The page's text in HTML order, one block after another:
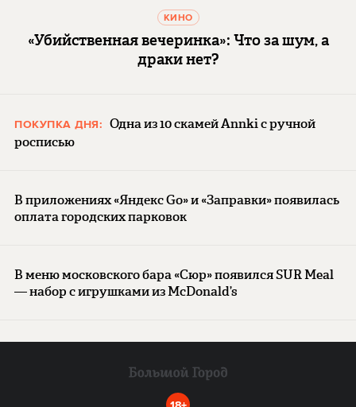
КИНО
«Убийственная вечеринка»: Что за шум, а
драки нет?
ПОКУПКА ДНЯ: Одна из 10 скамей Annki с ручной
росписью
В приложениях «Яндекс Go» и «Заправки» появилась
оплата городских парковок
В меню московского бара «Сюр» появился SUR Meal
— набор с игрушками из McDonald’s